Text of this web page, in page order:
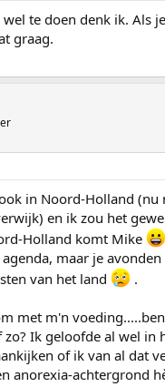
wel te doen denk ik. Als
graag.
in Noord-Holland (nu
en ik zou het
Holland komt Mike
maar je
van het land
.
met m'n
zo? Ik geloofde al wel in
of ik van al dat
anorexia-achtergrond